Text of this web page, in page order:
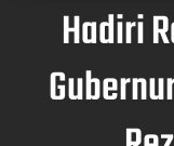
Hadiri